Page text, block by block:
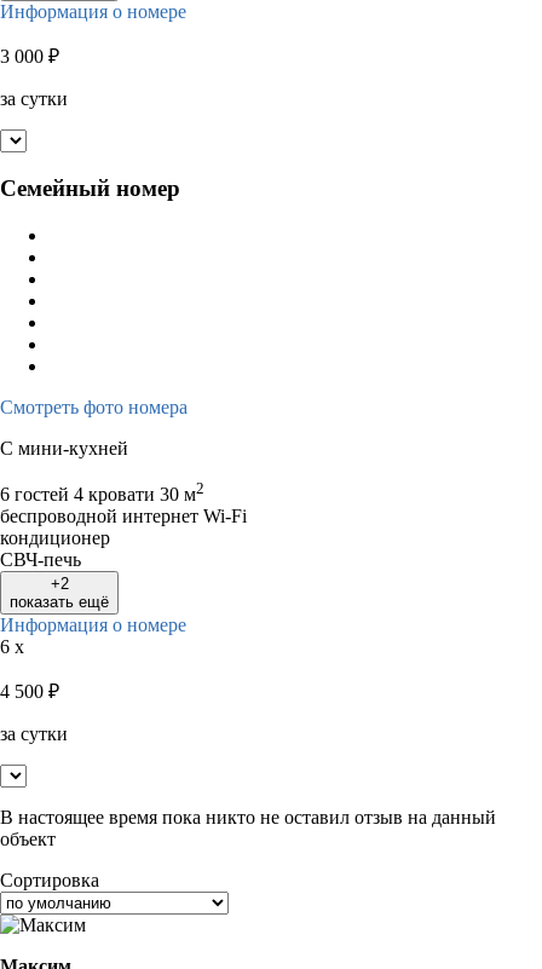
Информация о номере
3 000 ₽
за сутки
Семейный номер
Смотреть фото номера
С мини-кухней
6 гостей 4 кровати 30 м2
беспроводной интернет Wi-Fi
кондиционер
СВЧ-печь
+2
показать ещё
Информация о номере
6 x
4 500 ₽
за сутки
В настоящее время пока никто не оставил отзыв на данный
объект
Сортировка